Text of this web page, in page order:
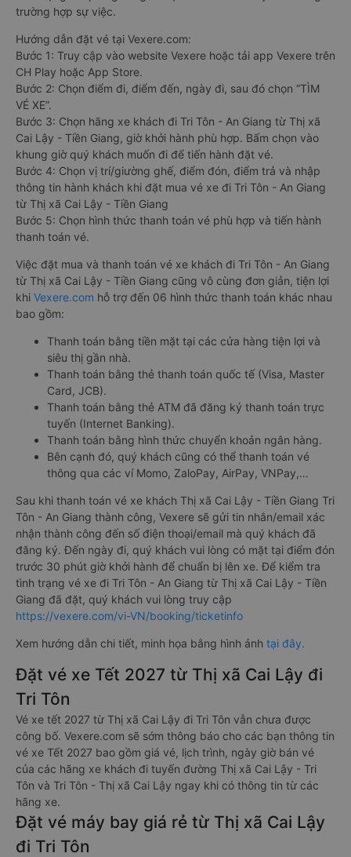
trường hợp sự việc.
Hướng dẫn đặt vé tại Vexere.com:
Bước 1: Truy cập vào website Vexere hoặc tải app Vexere trên
CH Play hoặc App Store.
Bước 2: Chọn điểm đi, điểm đến, ngày đi, sau đó chọn “TÌM
VÉ XE”.
Bước 3: Chọn hãng xe khách đi Tri Tôn - An Giang từ Thị xã
Cai Lậy - Tiền Giang, giờ khởi hành phù hợp. Bấm chọn vào
khung giờ quý khách muốn đi để tiến hành đặt vé.
Bước 4: Chọn vị trí/giường ghế, điểm đón, điểm trả và nhập
thông tin hành khách khi đặt mua vé xe đi Tri Tôn - An Giang
từ Thị xã Cai Lậy - Tiền Giang
Bước 5: Chọn hình thức thanh toán vé phù hợp và tiến hành
thanh toán vé.
Việc đặt mua và thanh toán vé xe khách đi Tri Tôn - An Giang
từ Thị xã Cai Lậy - Tiền Giang cũng vô cùng đơn giản, tiện lợi
khi Vexere.com hỗ trợ đến 06 hình thức thanh toán khác nhau
bao gồm:
Thanh toán bằng tiền mặt tại các cửa hàng tiện lợi và
siêu thị gần nhà.
Thanh toán bằng thẻ thanh toán quốc tế (Visa, Master
Card, JCB).
Thanh toán bằng thẻ ATM đã đăng ký thanh toán trực
tuyến (Internet Banking).
Thanh toán bằng hình thức chuyển khoản ngân hàng.
Bên cạnh đó, quý khách cũng có thể thanh toán vé
thông qua các ví Momo, ZaloPay, AirPay, VNPay,…
Sau khi thanh toán vé xe khách Thị xã Cai Lậy - Tiền Giang Tri
Tôn - An Giang thành công, Vexere sẽ gửi tin nhắn/email xác
nhận thành công đến số điện thoại/email mà quý khách đã
đăng ký. Đến ngày đi, quý khách vui lòng có mặt tại điểm đón
trước 30 phút giờ khởi hành để chuẩn bị lên xe. Để kiểm tra
tình trạng vé xe đi Tri Tôn - An Giang từ Thị xã Cai Lậy - Tiền
Giang đã đặt, quý khách vui lòng truy cập
https://vexere.com/vi-VN/booking/ticketinfo
Xem hướng dẫn chi tiết, minh họa bằng hình ảnh tại đây.
Đặt vé xe Tết 2027 từ Thị xã Cai Lậy đi
Tri Tôn
Vé xe tết 2027 từ Thị xã Cai Lậy đi Tri Tôn vẫn chưa được
công bố. Vexere.com sẽ sớm thông báo cho các bạn thông tin
vé xe Tết 2027 bao gồm giá vé, lịch trình, ngày giờ bán vé
của các hãng xe khách đi tuyến đường Thị xã Cai Lậy - Tri
Tôn và Tri Tôn - Thị xã Cai Lậy ngay khi có thông tin từ các
hãng xe.
Đặt vé máy bay giá rẻ từ Thị xã Cai Lậy
đi Tri Tôn